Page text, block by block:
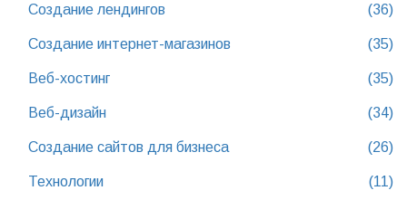
Создание лендингов (36)
Создание интернет-магазинов (35)
Веб-хостинг (35)
Веб-дизайн (34)
Создание сайтов для бизнеса (26)
Технологии (11)